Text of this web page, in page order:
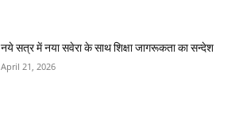
नये सत्र में नया सवेरा के साथ शिक्षा जागरूकता का सन्देश
April 21, 2026